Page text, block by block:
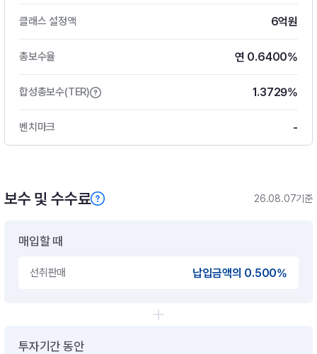
클래스 설정액 6억원
총보수율 연 0.6400%
합성총보수(TER) 1.3729%
벤치마크 -
보수 및 수수료 26.08.07기준
매입할 때
선취판매 납입금액의 0.500%
투자기간 동안